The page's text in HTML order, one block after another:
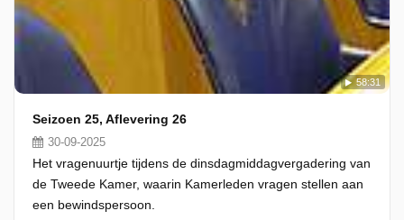
58:31
Seizoen 25, Aflevering 26
30-09-2025
Het vragenuurtje tijdens de dinsdagmiddagvergadering van
de Tweede Kamer, waarin Kamerleden vragen stellen aan
een bewindspersoon.